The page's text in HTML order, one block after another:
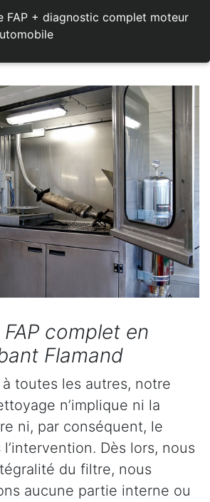
FAP + diagnostic complet moteur
complet en
Flamand
toutes les autres, notre
n’implique ni la
ni, par conséquent, le
Dès lors, nous
du filtre, nous
aucune partie interne ou